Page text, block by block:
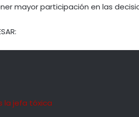
mayor participación en las
la jefa tóxica